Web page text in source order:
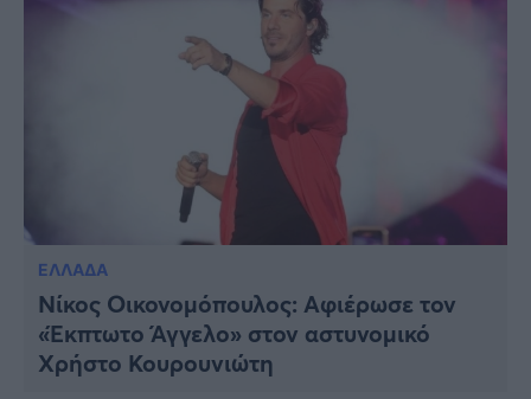
ΕΛΛΑΔΑ
Νίκος Οικονομόπουλος: Αφιέρωσε τον
«Έκπτωτο Άγγελο» στον αστυνομικό
Χρήστο Κουρουνιώτη